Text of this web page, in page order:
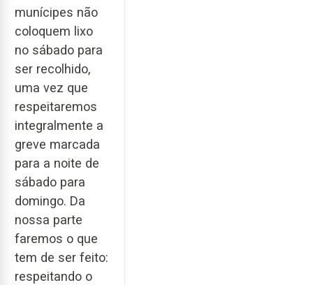
munícipes não
coloquem lixo
no sábado para
ser recolhido,
uma vez que
respeitaremos
integralmente a
greve marcada
para a noite de
sábado para
domingo. Da
nossa parte
faremos o que
tem de ser feito:
respeitando o